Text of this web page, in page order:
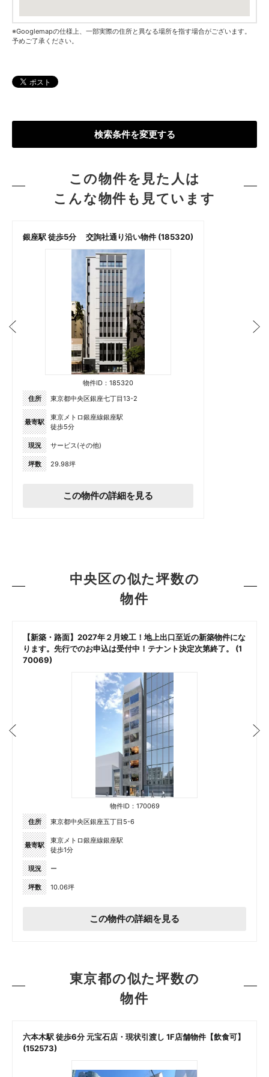
※Googlemapの仕様上、一部実際の住所と異なる場所を指す場合がございます。
予めご了承ください。
検索条件を変更する
この物件を見た人は
こんな物件も見ています
銀座駅 徒歩5分 交詢社通り沿い物件 (185320)
物件ID：185320
住所
東京都中央区銀座七丁目13-2
最寄駅
東京メトロ銀座線銀座駅
徒歩5分
現況 サービス(その他)
坪数 29.98坪
この物件の詳細を見る
中央区の似た坪数の
物件
【新築・路面】2027年２月竣工！地上出口至近の新築物件にな
ります。先行でのお申込は受付中！テナント決定次第終了。 (1
70069)
物件ID：170069
住所
東京都中央区銀座五丁目5-6
最寄駅
東京メトロ銀座線銀座駅
徒歩1分
現況 ー
坪数 10.06坪
この物件の詳細を見る
東京都の似た坪数の
物件
六本木駅 徒歩6分 元宝石店・現状引渡し 1F店舗物件【飲食可】
(152573)